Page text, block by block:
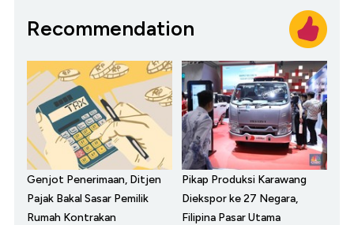
Recommendation
Genjot Penerimaan, Ditjen
Pajak Bakal Sasar Pemilik
Rumah Kontrakan
Pikap Produksi Karawang
Diekspor ke 27 Negara,
Filipina Pasar Utama